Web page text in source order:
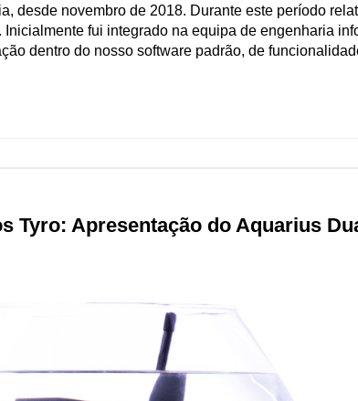
desde novembro de 2018. Durante este período
Inicialmente fui integrado na equipa de engenharia
dentro do nosso software padrão, de
Tyro: Apresentação do Aquarius